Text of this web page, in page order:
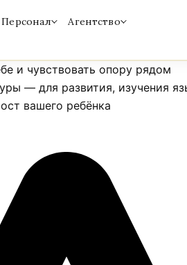
Персонал Агентство
и чувствовать опору рядом
— для развития, изучения
вашего ребёнка